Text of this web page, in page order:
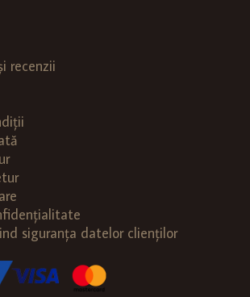
recenzii
siguranța datelor clienților